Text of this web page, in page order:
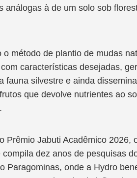
análogas à de um solo sob
o método de plantio de mudas
características desejadas,
fauna silvestre e ainda
que devolve nutrientes ao
Prêmio Jabuti Acadêmico 2026,
compila dez anos de pesquisas
Paragominas, onde a Hydro